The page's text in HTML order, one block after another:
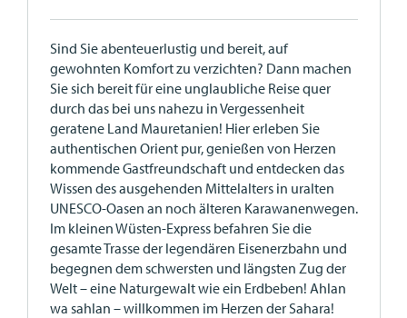
Sind Sie abenteuerlustig und bereit, auf
gewohnten Komfort zu verzichten? Dann machen
Sie sich bereit für eine unglaubliche Reise quer
durch das bei uns nahezu in Vergessenheit
geratene Land Mauretanien! Hier erleben Sie
authentischen Orient pur, genießen von Herzen
kommende Gastfreundschaft und entdecken das
Wissen des ausgehenden Mittelalters in uralten
UNESCO-Oasen an noch älteren Karawanenwegen.
Im kleinen Wüsten-Express befahren Sie die
gesamte Trasse der legendären Eisenerzbahn und
begegnen dem schwersten und längsten Zug der
Welt – eine Naturgewalt wie ein Erdbeben! Ahlan
wa sahlan – willkommen im Herzen der Sahara!